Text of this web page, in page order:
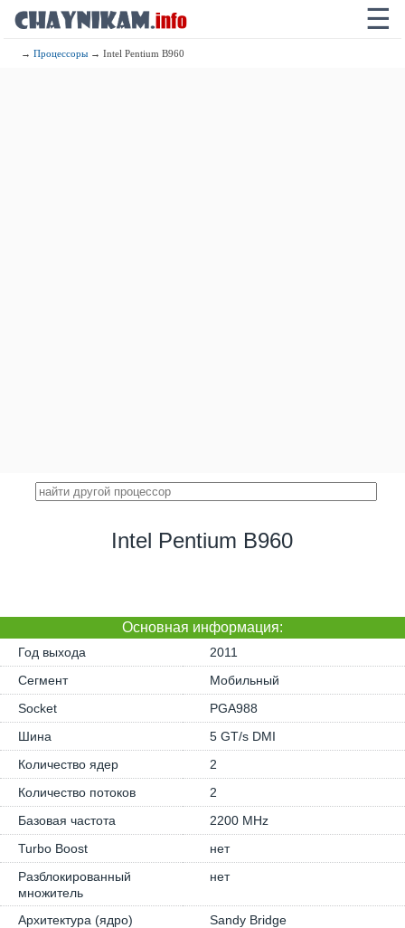
☰
→Процессоры → Intel Pentium B960
Intel Pentium B960
Основная информация:
Год выхода
2011
Сегмент
Мобильный
Socket
PGA988
Шина
5 GT/s DMI
Количество ядер
2
Количество потоков
2
Базовая частота
2200 MHz
Turbo Boost
нет
Разблокированный
множитель
нет
Архитектура (ядро)
Sandy Bridge